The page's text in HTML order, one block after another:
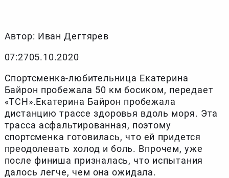
Автор: Иван Дегтярев
07:2705.10.2020
Спортсменка-любительница Екатерина
Байрон пробежала 50 км босиком, передает
«ТСН».Екатерина Байрон пробежала
дистанцию трассе здоровья вдоль моря. Эта
трасса асфальтированная, поэтому
спортсменка готовилась, что ей придется
преодолевать холод и боль. Впрочем, уже
после финиша призналась, что испытания
далось легче, чем она ожидала.